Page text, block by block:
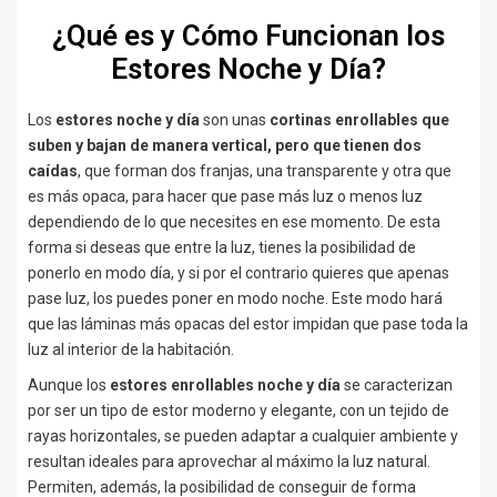
¿Qué es y Cómo Funcionan los
Estores Noche y Día?
Los estores noche y día son unas cortinas enrollables que
suben y bajan de manera vertical, pero que tienen dos
caídas, que forman dos franjas, una transparente y otra que
es más opaca, para hacer que pase más luz o menos luz
dependiendo de lo que necesites en ese momento. De esta
forma si deseas que entre la luz, tienes la posibilidad de
ponerlo en modo día, y si por el contrario quieres que apenas
pase luz, los puedes poner en modo noche. Este modo hará
que las láminas más opacas del estor impidan que pase toda la
luz al interior de la habitación.
Aunque los estores enrollables noche y día se caracterizan
por ser un tipo de estor moderno y elegante, con un tejido de
rayas horizontales, se pueden adaptar a cualquier ambiente y
resultan ideales para aprovechar al máximo la luz natural.
Permiten, además, la posibilidad de conseguir de forma